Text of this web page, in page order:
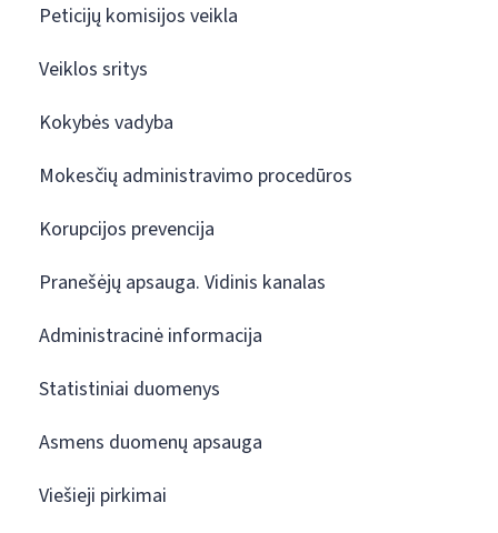
Peticijų komisijos veikla
Veiklos sritys
Kokybės vadyba
Mokesčių administravimo procedūros
Korupcijos prevencija
Pranešėjų apsauga. Vidinis kanalas
Administracinė informacija
Statistiniai duomenys
Asmens duomenų apsauga
Viešieji pirkimai